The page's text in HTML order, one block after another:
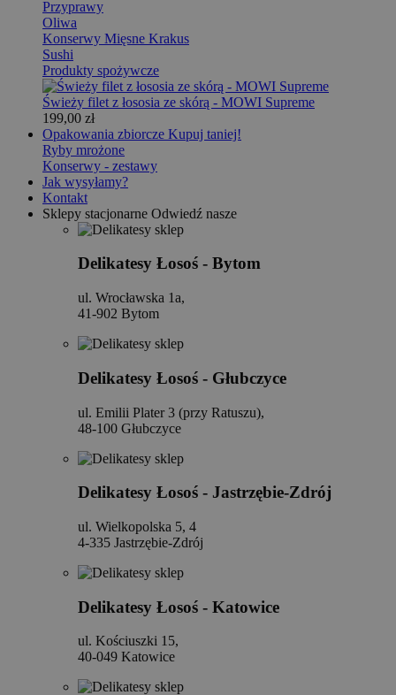
Przyprawy
Oliwa
Konserwy Mięsne Krakus
Sushi
Produkty spożywcze
Świeży filet z łososia ze skórą - MOWI Supreme
199,00 zł
Opakowania zbiorcze Kupuj taniej!
Ryby mrożone
Konserwy - zestawy
Jak wysyłamy?
Kontakt
Sklepy stacjonarne Odwiedź nasze
Delikatesy Łosoś - Bytom
ul. Wrocławska 1a,
41-902 Bytom
Delikatesy Łosoś - Głubczyce
ul. Emilii Plater 3 (przy Ratuszu),
48-100 Głubczyce
Delikatesy Łosoś - Jastrzębie-Zdrój
ul. Wielkopolska 5, 4
4-335 Jastrzębie-Zdrój
Delikatesy Łosoś - Katowice
ul. Kościuszki 15,
40-049 Katowice